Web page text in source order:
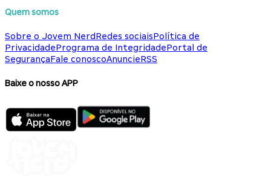
Quem somos
Sobre o Jovem NerdRedes sociaisPolítica de
PrivacidadePrograma de IntegridadePortal de
SegurançaFale conoscoAnuncieRSS
Baixe o nosso APP